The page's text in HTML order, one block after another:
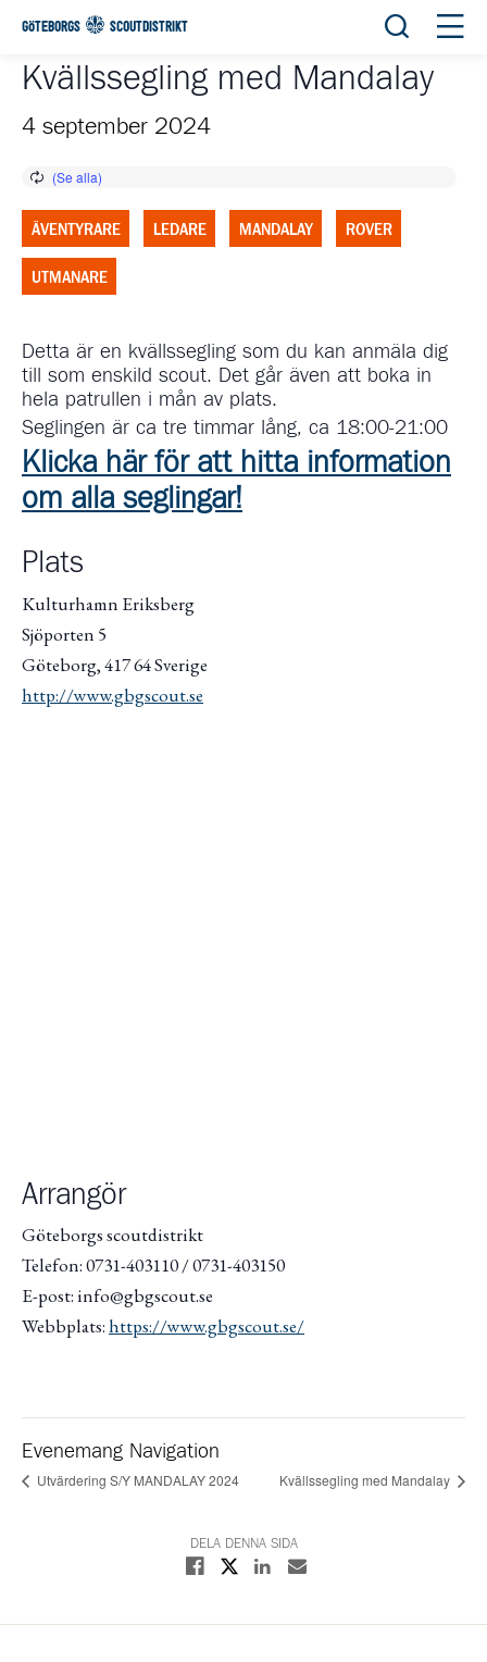
GÖTEBORGS SCOUTDISTRIKT Öppna
Kvällssegling med Mandalay
4 september 2024
ÄVENTYRARE LEDARE MANDALAY ROVER
UTMANARE
Detta är en kvällssegling som du kan anmäla dig
till som enskild scout. Det går även att boka in
hela patrullen i mån av plats.
Seglingen är ca tre timmar lång, ca 18:00-21:00
Klicka här för att hitta information
om alla seglingar!
Plats
Kulturhamn Eriksberg
Sjöporten 5
Göteborg,417 64Sverige
http://www.gbgscout.se
Arrangör
Göteborgs scoutdistrikt
Telefon: 0731-403110 / 0731-403150
E-post: info@gbgscout.se
Webbplats:https://www.gbgscout.se/
Evenemang Navigation
Utvärdering S/Y MANDALAY 2024 Kvällssegling med Mandalay
DELA DENNA SIDA
Dela på Facebook
Dela på XDela på Linkedin
Dela med E-post